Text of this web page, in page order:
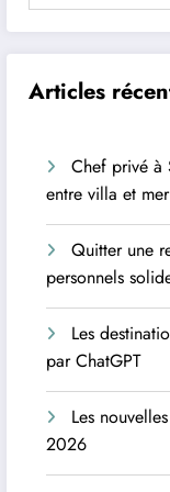
Articles
Chef privé à
entre villa et mer
Quitter une
personnels
Les
par ChatGPT
Les
2026